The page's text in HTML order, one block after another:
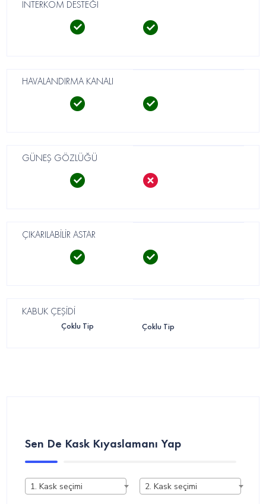
İNTERKOM DESTEĞİ
HAVALANDIRMA KANALI
GÜNEŞ GÖZLÜĞÜ
ÇIKARILABİLİR ASTAR
KABUK ÇEŞİDİ
Çoklu Tip Çoklu Tip
Sen De Kask Kıyaslamanı Yap
1. Kask seçimi 2. Kask seçimi